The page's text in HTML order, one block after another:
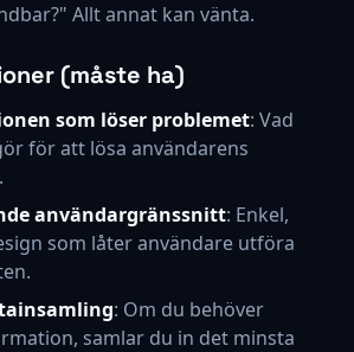
Allt annat kan vänta.
(måste ha)
som löser problemet: Vad
för att lösa användarens
användargränssnitt: Enkel,
som låter användare utföra
: Om du behöver
samlar du in det minsta